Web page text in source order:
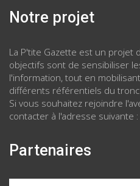
Notre projet
La P'tite Gazette est un projet
objectifs sont de sensibiliser
l'information, tout en
différents référentiels du
Si vous souhaitez rejoindre
contacter à l'adresse suivante :
Partenaires